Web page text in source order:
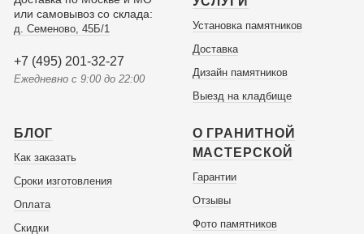
или самовывоз со склада:
д. Семеново, 45Б/1
+7 (495) 201-32-27
Ежедневно с 9:00 до 22:00
Установка памятников
Доставка
Дизайн памятников
Выезд на кладбище
БЛОГ
Как заказать
Сроки изготовления
Оплата
Скидки
О ГРАНИТНОЙ
МАСТЕРСКОЙ
Гарантии
Отзывы
Фото памятников